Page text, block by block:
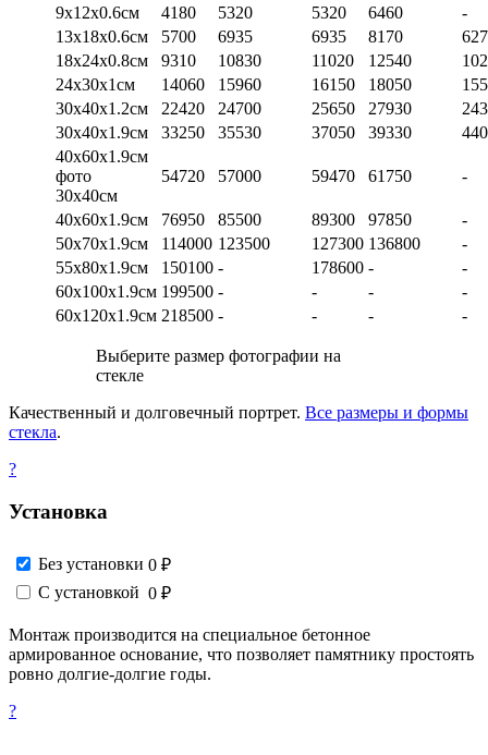
9х12х0.6см
4180 5320 5320 6460
-
13х18х0.6см
5700 6935 6935 8170
18х24х0.8см
9310 10830 11020 12540
24х30х1см
14060 15960 16150 18050
30х40х1.2см
22420 24700 25650 27930
30х40х1.9см
33250 35530 37050 39330
40х60х1.9см
фото
30х40см
54720 57000 59470 61750 -
40х60х1.9см 76950 85500 89300 97850
-
50х70х1.9см
114000 123500 127300 136800
-
55х80х1.9см
150100 - 178600 -
-
60х100х1.9см 199500 - - -
-
60х120х1.9см 218500 - - - -
Выберите размер фотографии на
стекле
Качественный и долговечный портрет. Все размеры и формы
стекла.
?
Установка
Без установки 0 ₽
С установкой 0 ₽
Монтаж производится на специальное бетонное
армированное основание, что позволяет памятнику простоять
ровно долгие-долгие годы.
?